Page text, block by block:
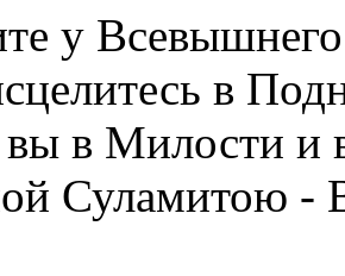
у
в
в Милости и
Суламитою -